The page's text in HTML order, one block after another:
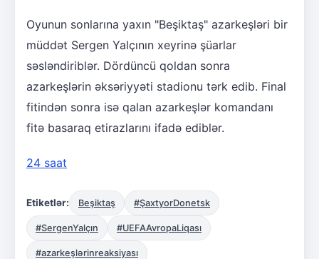
Oyunun sonlarına yaxın "Beşiktaş" azarkeşləri bir
müddət Sergen Yalçının xeyrinə şüarlar
səsləndiriblər. Dördüncü qoldan sonra
azarkeşlərin əksəriyyəti stadionu tərk edib. Final
fitindən sonra isə qalan azarkeşlər komandanı
fitə basaraq etirazlarını ifadə ediblər.
24 saat
Etiketlər: Beşiktaş #ŞaxtyorDonetsk
#SergenYalçın #UEFAAvropaLiqası
#azarkeşlərinreaksiyası